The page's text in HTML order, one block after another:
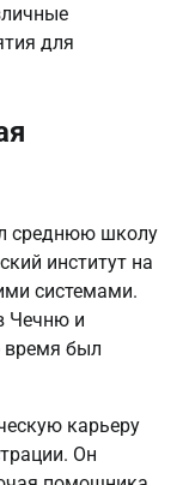
для
среднюю школу
институт на
системами.
Чечню и
время был
карьеру
Он